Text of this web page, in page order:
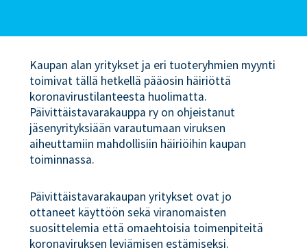
Kaupan alan yritykset ja eri tuoteryhmien myynti
toimivat tällä hetkellä pääosin häiriöttä
koronavirustilanteesta huolimatta.
Päivittäistavarakauppa ry on ohjeistanut
jäsenyrityksiään varautumaan viruksen
aiheuttamiin mahdollisiin häiriöihin kaupan
toiminnassa.
Päivittäistavarakaupan yritykset ovat jo
ottaneet käyttöön sekä viranomaisten
suosittelemia että omaehtoisia toimenpiteitä
koronaviruksen leviämisen estämiseksi.